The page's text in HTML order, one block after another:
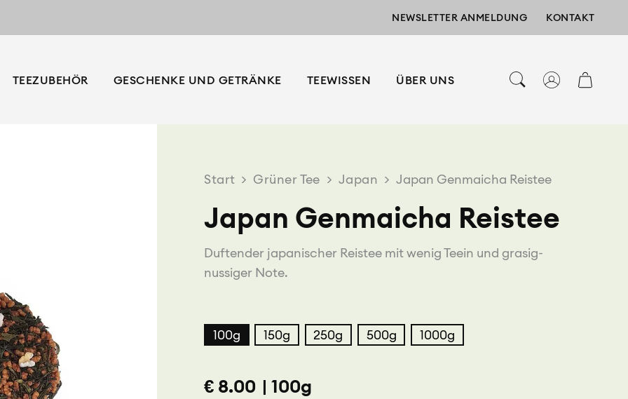
NEWSLETTER ANMELDUNG KONTAKT
TEEZUBEHÖR GESCHENKE UND GETRÄNKE TEEWISSEN ÜBER UNS
Start > Grüner Tee > Japan > Japan Genmaicha Reistee
Japan Genmaicha Reistee
Duftender japanischer Reistee mit wenig Teein und grasig-
nussiger Note.
100g 150g 250g 500g 1000g
€ 8.00 | 100g